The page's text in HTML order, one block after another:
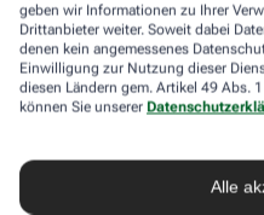
geben wir Informationen zu Ihrer
Drittanbieter weiter. Soweit dabei
denen kein angemessenes
Einwilligung zur Nutzung dieser
diesen Ländern gem. Artikel 49 Abs.
können Sie unserer
Alle
Jeder Grippeimpfstoff, der in
ein streng reguliertes
muss die Qualität, Wirksamkeit
wissenschaftlichen Studien
erfolgt nach weiteren
der Freigabe stetig weiter
Die Grippeimpfung ist in aller